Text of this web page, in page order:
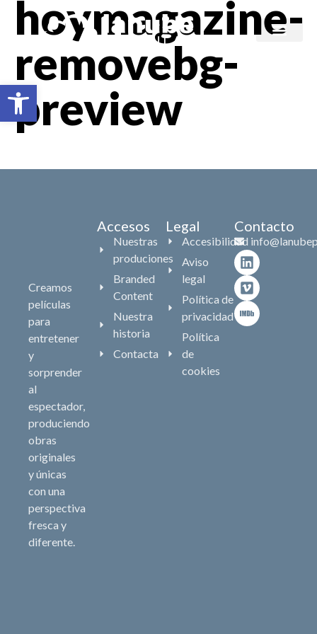
Abrir barra de herramientas
hoymagazine-
removebg-
preview
Creamos
películas
para
entretener
y
sorprender
al
espectador,
produciendo
obras
originales
y únicas
con una
perspectiva
fresca y
diferente.
Accesos
Nuestras
produciones
Branded
Content
Nuestra
historia
Contacta
Legal
Accesibilidad
Aviso
legal
Política de
privacidad
Política
de
cookies
Contacto